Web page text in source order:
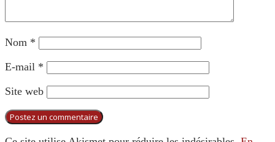
Nom *
E-mail *
Site web